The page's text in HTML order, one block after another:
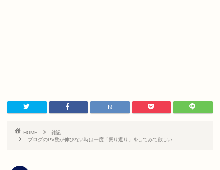
HOME
雑記
ブログのPV数が伸びない時は一度「振り返り」をしてみて欲しい